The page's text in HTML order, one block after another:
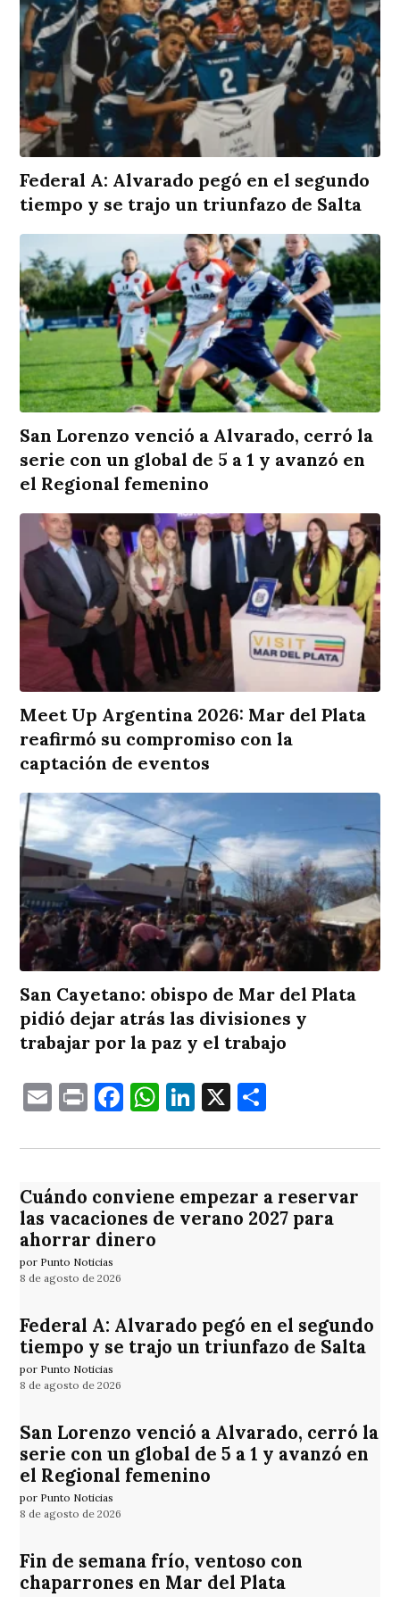
Federal A: Alvarado pegó en el segundo
tiempo y se trajo un triunfazo de Salta
San Lorenzo venció a Alvarado, cerró la
serie con un global de 5 a 1 y avanzó en
el Regional femenino
Meet Up Argentina 2026: Mar del Plata
reafirmó su compromiso con la
captación de eventos
San Cayetano: obispo de Mar del Plata
pidió dejar atrás las divisiones y
trabajar por la paz y el trabajo
EmailPrintFacebook
WhatsApp
LinkedIn
X
Cuándo conviene empezar a reservar
las vacaciones de verano 2027 para
ahorrar dinero
por Punto Noticias
8 de agosto de 2026
Federal A: Alvarado pegó en el segundo
tiempo y se trajo un triunfazo de Salta
por Punto Noticias
8 de agosto de 2026
San Lorenzo venció a Alvarado, cerró la
serie con un global de 5 a 1 y avanzó en
el Regional femenino
por Punto Noticias
8 de agosto de 2026
Fin de semana frío, ventoso con
chaparrones en Mar del Plata